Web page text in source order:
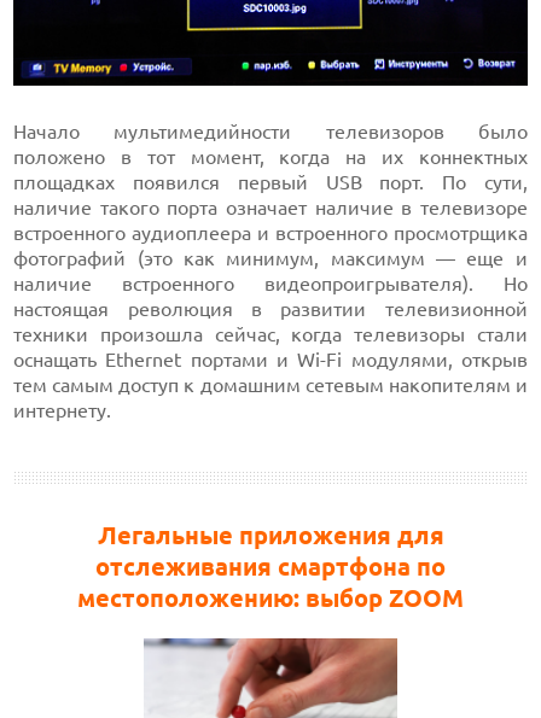
Начало мультимедийности телевизоров было
положено в тот момент, когда на их коннектных
площадках появился первый USB порт. По сути,
наличие такого порта означает наличие в телевизоре
встроенного аудиоплеера и встроенного просмотрщика
фотографий (это как минимум, максимум — еще и
наличие встроенного видеопроигрывателя). Но
настоящая революция в развитии телевизионной
техники произошла сейчас, когда телевизоры стали
оснащать Ethernet портами и Wi-Fi модулями, открыв
тем самым доступ к домашним сетевым накопителям и
интернету.
Легальные приложения для
отслеживания смартфона по
местоположению: выбор ZOOM